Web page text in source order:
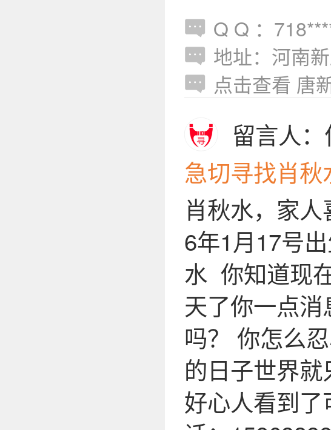
Q Q ：
地址：河南
点击查看 唐
留言人
急切寻找肖秋
肖秋水，家
6年1月17号
水 你知道现
天了你一点
吗？ 你怎么
的日子世界
好心人看到